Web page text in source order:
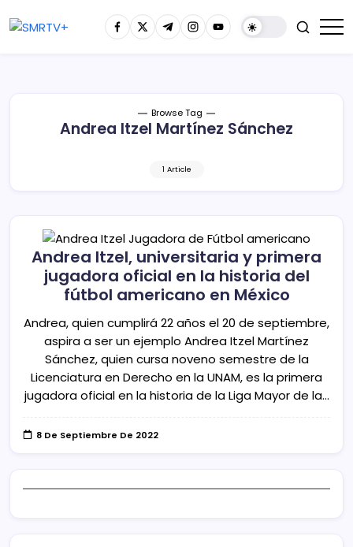
Browse Tag
Andrea Itzel Martínez Sánchez
1 Article
Andrea Itzel, universitaria y primera
jugadora oficial en la historia del
fútbol americano en México
Andrea, quien cumplirá 22 años el 20 de septiembre,
aspira a ser un ejemplo Andrea Itzel Martínez
Sánchez, quien cursa noveno semestre de la
Licenciatura en Derecho en la UNAM, es la primera
jugadora oficial en la historia de la Liga Mayor de la…
8 De Septiembre De 2022